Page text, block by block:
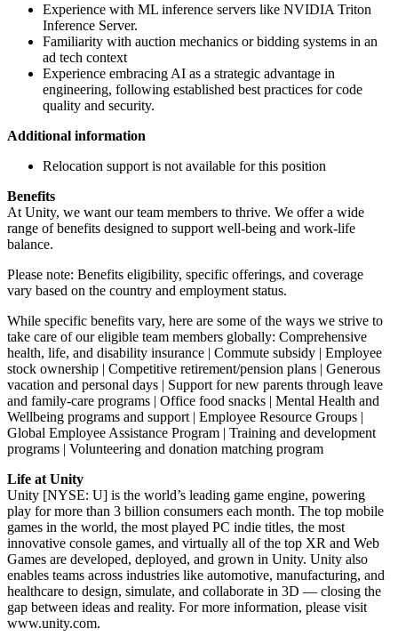
Experience with ML inference servers like NVIDIA Triton
Inference Server.
Familiarity with auction mechanics or bidding systems in an
ad tech context
Experience embracing AI as a strategic advantage in
engineering, following established best practices for code
quality and security.
Additional information
Relocation support is not available for this position
Benefits
At Unity, we want our team members to thrive. We offer a wide
range of benefits designed to support well-being and work-life
balance.
Please note: Benefits eligibility, specific offerings, and coverage
vary based on the country and employment status.
While specific benefits vary, here are some of the ways we strive to
take care of our eligible team members globally: Comprehensive
health, life, and disability insurance | Commute subsidy | Employee
stock ownership | Competitive retirement/pension plans | Generous
vacation and personal days | Support for new parents through leave
and family-care programs | Office food snacks | Mental Health and
Wellbeing programs and support | Employee Resource Groups |
Global Employee Assistance Program | Training and development
programs | Volunteering and donation matching program
Life at Unity
Unity [NYSE: U] is the world’s leading game engine, powering
play for more than 3 billion consumers each month. The top mobile
games in the world, the most played PC indie titles, the most
innovative console games, and virtually all of the top XR and Web
Games are developed, deployed, and grown in Unity. Unity also
enables teams across industries like automotive, manufacturing, and
healthcare to design, simulate, and collaborate in 3D — closing the
gap between ideas and reality. For more information, please visit
www.unity.com.